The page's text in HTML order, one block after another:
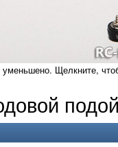
уменьшено. Щелкните,